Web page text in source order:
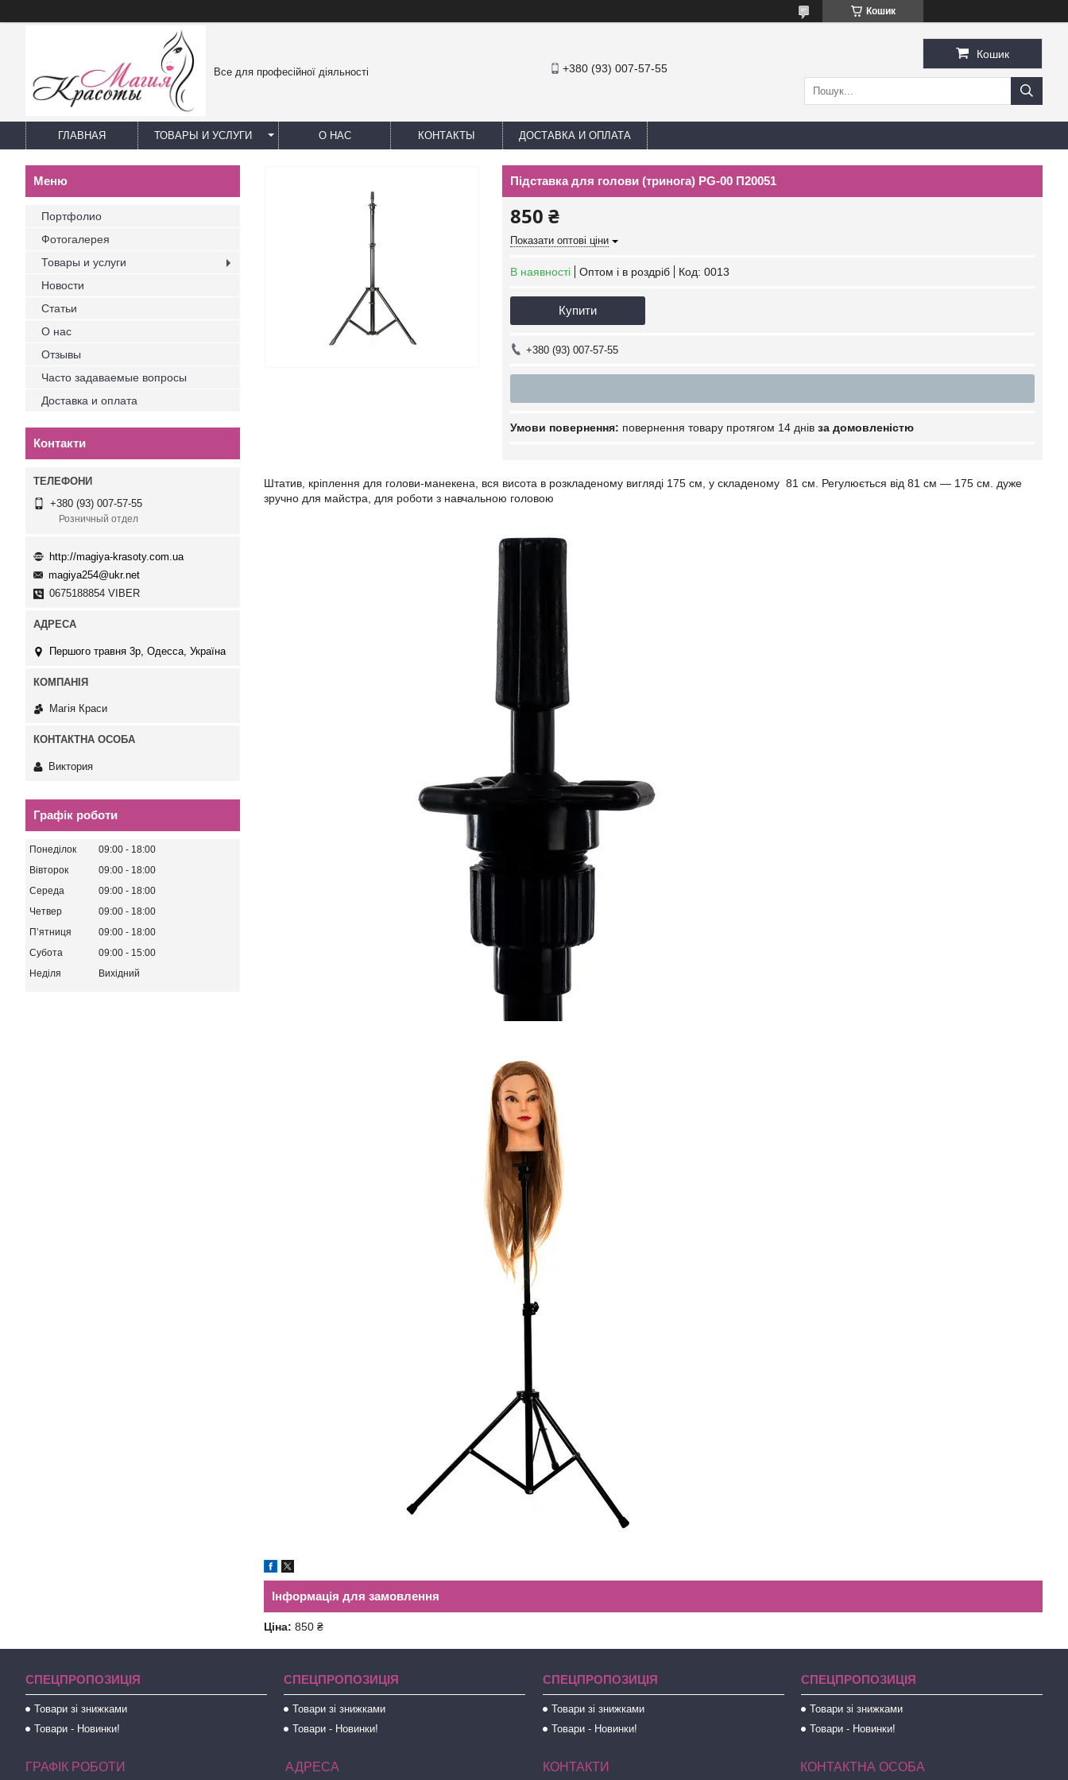
Кошик
Все для професійної діяльності +380 (93) 007-57-55
Кошик
ГЛАВНАЯ ТОВАРЫ И УСЛУГИ О НАС КОНТАКТЫ ДОСТАВКА И ОПЛАТА
Підставка для голови (тринога) PG-00 П20051
850 ₴
Показати оптові ціни
В наявності Оптом і в роздріб Код: 0013
Купити
+380 (93) 007-57-55
повернення товару протягом 14 днів за домовленістю
Штатив, кріплення для голови-манекена, вся висота в розкладеному вигляді 175 см, у складеному 81 см. Регулюється від 81 см — 175 см. дуже
зручно для майстра, для роботи з навчальною головою
Інформація для замовлення
Ціна: 850 ₴
Портфолио
Фотогалерея
Товары и услуги
Новости
Статьи
О нас
Отзывы
Часто задаваемые вопросы
Доставка и оплата
Контакти
+380 (93) 007-57-55
Розничный отдел
http://magiya-krasoty.com.ua
magiya254@ukr.net
0675188854 VIBER
Першого травня 3р, Одесса, Україна
Магія Краси
Виктория
Графік роботи
Понеділок 09:00
18:00
Вівторок
09:00
18:00
Середа
09:00
18:00
Четвер
09:00
18:00
Пʼятниця
09:00
18:00
Субота
09:00
15:00
Неділя
Вихідний
СПЕЦПРОПОЗИЦІЯ
Товари зі знижками
Товари - Новинки!
СПЕЦПРОПОЗИЦІЯ
Товари зі знижками
Товари - Новинки!
СПЕЦПРОПОЗИЦІЯ
Товари зі знижками
Товари - Новинки!
СПЕЦПРОПОЗИЦІЯ
Товари зі знижками
Товари - Новинки!
ГРАФІК РОБОТИ